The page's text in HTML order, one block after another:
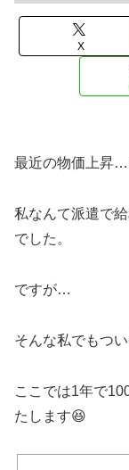
X
最近の物価上昇
私なんて派遣で
でした。
ですが…
そんな私でもつ
ここでは1年で
たします😆